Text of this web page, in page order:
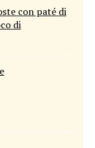
con paté di
di